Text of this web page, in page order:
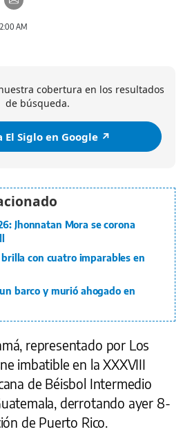
AM
cobertura en los resultados
de búsqueda.
El Siglo en Google ↗️
Jhonnatan Mora se corona
con cuatro imparables en
barco y murió ahogado en
representado por Los
imbatible en la XXXVIII
de Béisbol Intermedio
derrotando ayer 8-
de Puerto Rico.